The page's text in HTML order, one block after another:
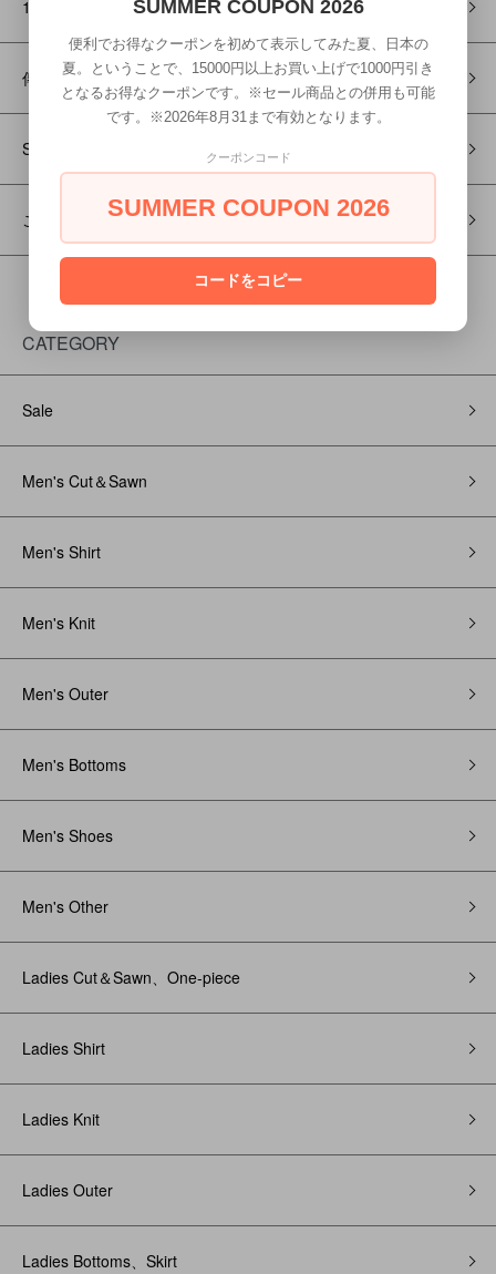
15jyugo（ジューゴ）
傳tutaee(ツタエ)
Season Select（シーズンセレクト）
ご予約/お取り置き
CATEGORY
Sale
Men's Cut＆Sawn
Men's Shirt
Men's Knit
Men's Outer
Men's Bottoms
Men's Shoes
Men's Other
Ladies Cut＆Sawn、One-piece
Ladies Shirt
Ladies Knit
Ladies Outer
Ladies Bottoms、Skirt
SUMMER COUPON 2026
便利でお得なクーポンを初めて表示してみた夏、日本の
夏。ということで、15000円以上お買い上げで1000円引き
となるお得なクーポンです。※セール商品との併用も可能
です。※2026年8月31まで有効となります。
クーポンコード
SUMMER COUPON 2026
コードをコピー